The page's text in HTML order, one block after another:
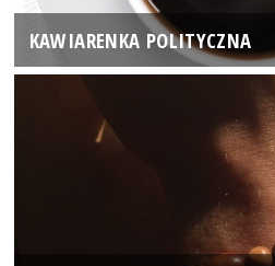
KAWIARENKA POLITYCZNA